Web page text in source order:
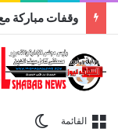
القائمة